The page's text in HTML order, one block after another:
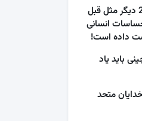
چرا انیمه سرزمین ارواح 2 دیگر مثل قبل
انسانی
داده است!
باید یاد
متحد